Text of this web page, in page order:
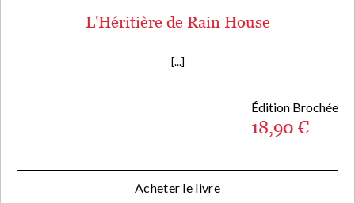
L'Héritière de Rain House
[...]
Édition Brochée
18,90 €
Acheter le livre